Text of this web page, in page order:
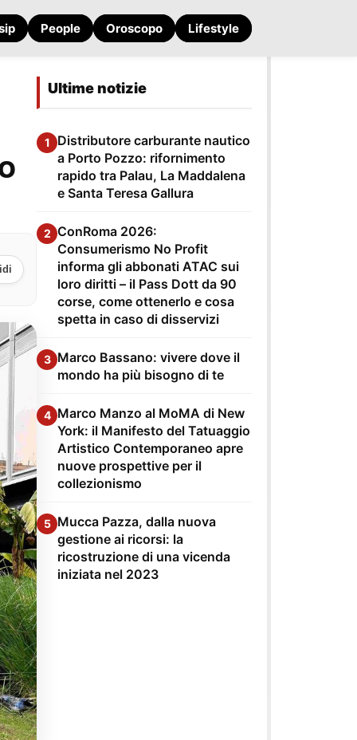
People Oroscopo Lifestyle
Ultime notizie
1
Distributore carburante nautico
a Porto Pozzo: rifornimento
rapido tra Palau, La Maddalena
e Santa Teresa Gallura
2 ConRoma 2026:
Consumerismo No Profit
informa gli abbonati ATAC sui
loro diritti – il Pass Dott da 90
corse, come ottenerlo e cosa
spetta in caso di disservizi
3 Marco Bassano: vivere dove il
mondo ha più bisogno di te
4 Marco Manzo al MoMA di New
York: il Manifesto del Tatuaggio
Artistico Contemporaneo apre
nuove prospettive per il
collezionismo
5 Mucca Pazza, dalla nuova
gestione ai ricorsi: la
ricostruzione di una vicenda
iniziata nel 2023